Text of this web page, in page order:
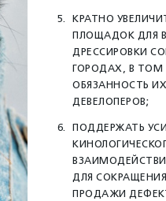
КРАТНО
ПЛОЩАДОК ДЛЯ
ДРЕССИРОВКИ
ГОРОДАХ, В ТОМ
ОБЯЗАННОСТЬ
ДЕВЕЛОПЕРОВ;
ПОДДЕРЖАТЬ
ДЛЯ
ПРОДАЖИ